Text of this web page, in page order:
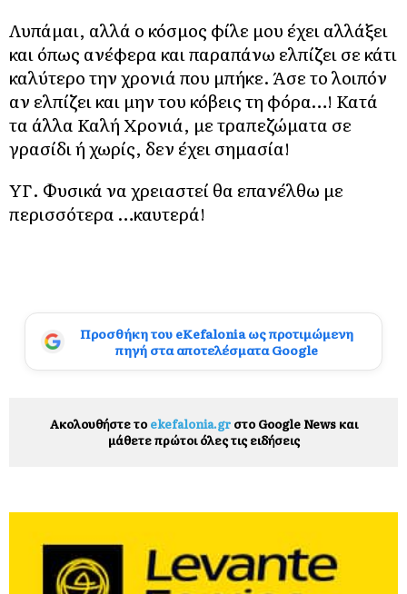
Λυπάμαι, αλλά ο κόσμος φίλε μου έχει αλλάξει
και όπως ανέφερα και παραπάνω ελπίζει σε κάτι
καλύτερο την χρονιά που μπήκε. Άσε το λοιπόν
αν ελπίζει και μην του κόβεις τη φόρα…! Κατά
τα άλλα Καλή Χρονιά, με τραπεζώματα σε
γρασίδι ή χωρίς, δεν έχει σημασία!
ΥΓ. Φυσικά να χρειαστεί θα επανέλθω με
περισσότερα …καυτερά!
Προσθήκη του eKefalonia ως προτιμώμενη
πηγή στα αποτελέσματα Google
Ακολουθήστε το ekefalonia.grστο Google News και
μάθετε πρώτοι όλες τις ειδήσεις